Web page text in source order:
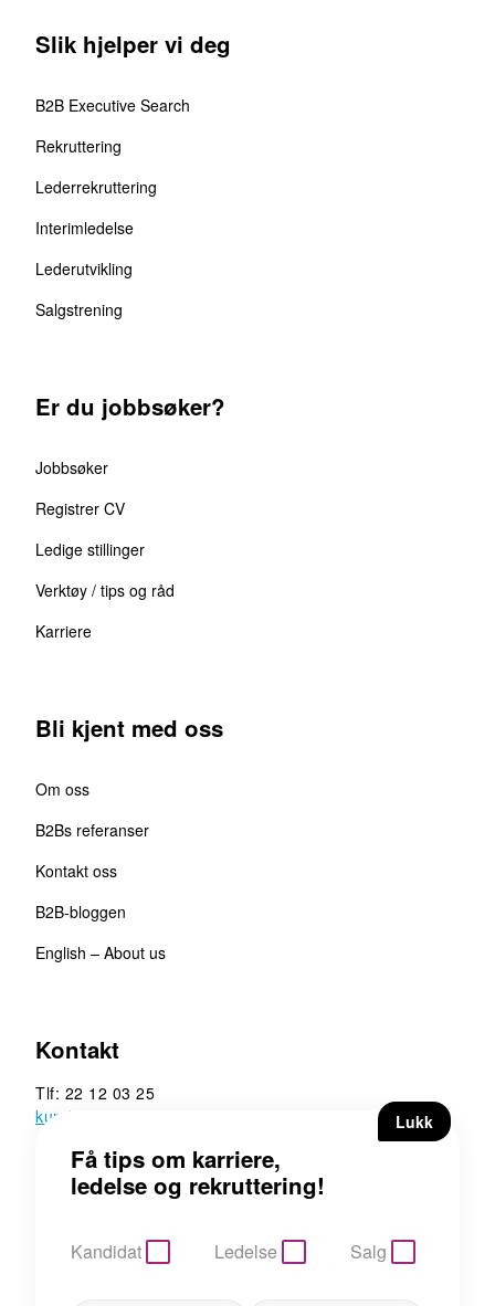
Slik hjelper vi deg
B2B Executive Search
Rekruttering
Lederrekruttering
Interimledelse
Lederutvikling
Salgstrening
Er du jobbsøker?
Jobbsøker
Registrer CV
Ledige stillinger
Verktøy / tips og råd
Karriere
Bli kjent med oss
Om oss
B2Bs referanser
Kontakt oss
B2B-bloggen
English – About us
Kontakt
Tlf: 22 12 03 25
kunde@b2b.no
B2B Executive Search &
Rekruttering AS
Kandidat Ledelse Salg